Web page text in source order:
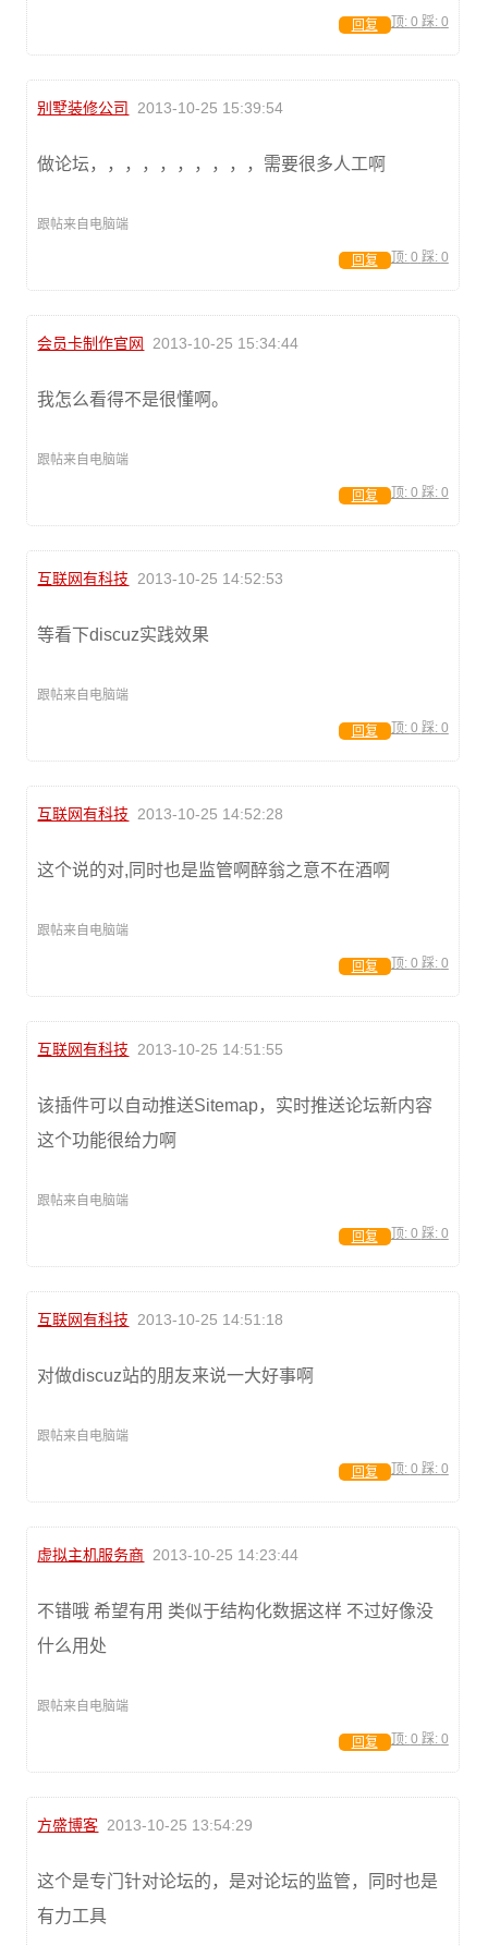
顶: 0 踩: 0
回复
别墅装修公司 2013-10-25 15:39:54
做论坛，，，，，，，，，，需要很多人工啊
跟帖来自电脑端
顶: 0 踩: 0
回复
会员卡制作官网 2013-10-25 15:34:44
我怎么看得不是很懂啊。
跟帖来自电脑端
顶: 0 踩: 0
回复
互联网有科技 2013-10-25 14:52:53
等看下discuz实践效果
跟帖来自电脑端
顶: 0 踩: 0
回复
互联网有科技 2013-10-25 14:52:28
这个说的对,同时也是监管啊醉翁之意不在酒啊
跟帖来自电脑端
顶: 0 踩: 0
回复
互联网有科技 2013-10-25 14:51:55
该插件可以自动推送Sitemap，实时推送论坛新内容
这个功能很给力啊
跟帖来自电脑端
顶: 0 踩: 0
回复
互联网有科技 2013-10-25 14:51:18
对做discuz站的朋友来说一大好事啊
跟帖来自电脑端
顶: 0 踩: 0
回复
虚拟主机服务商 2013-10-25 14:23:44
不错哦 希望有用 类似于结构化数据这样 不过好像没
什么用处
跟帖来自电脑端
顶: 0 踩: 0
回复
方盛博客 2013-10-25 13:54:29
这个是专门针对论坛的，是对论坛的监管，同时也是
有力工具